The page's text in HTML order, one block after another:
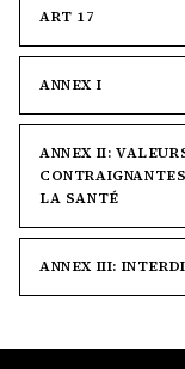
ART 17
ANNEX I
ANNEX II:
LA SANTÉ
ANNEX III: